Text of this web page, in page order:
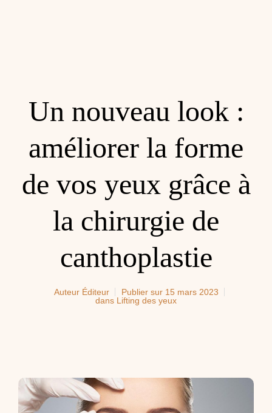
Un nouveau look :
améliorer la forme
de vos yeux grâce à
la chirurgie de
canthoplastie
AuteurÉditeur Publier sur15 mars 2023
dans Lifting des yeux